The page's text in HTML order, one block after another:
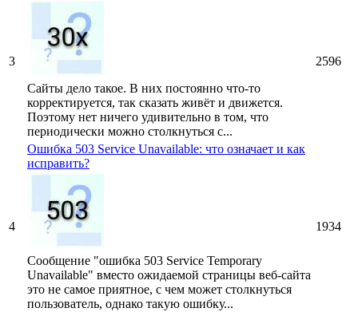
3
Сайты дело такое. В них постоянно что-то
корректируется, так сказать живёт и движется.
Поэтому нет ничего удивительно в том, что
периодически можно столкнуться с...
2596
4
Ошибка 503 Service Unavailable: что означает и как
исправить?
Сообщение "ошибка 503 Service Temporary
Unavailable" вместо ожидаемой страницы веб-сайта
это не самое приятное, с чем может столкнуться
пользователь, однако такую ошибку...
1934